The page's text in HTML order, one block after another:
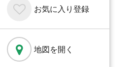
お気に入り 登録
地図を開く